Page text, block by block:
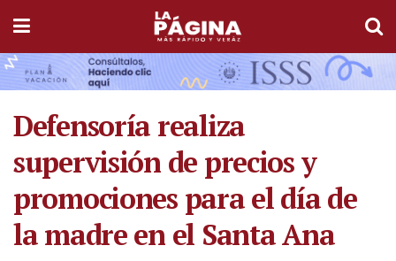
Defensoría realiza
supervisión de precios y
promociones para el día de
la madre en el Santa Ana